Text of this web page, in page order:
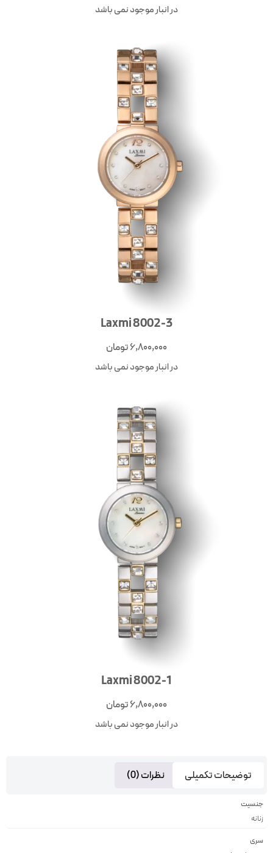
در انبار موجود نمی باشد
Laxmi 8002-3
6,800,000تومان
در انبار موجود نمی باشد
Laxmi 8002-1
6,800,000تومان
در انبار موجود نمی باشد
توضیحات تکمیلی نظرات (0)
جنسیت
زنانه
سری